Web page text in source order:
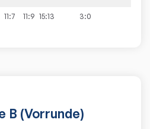
11:7 11:9 15:13 3:0
B (Vorrunde)